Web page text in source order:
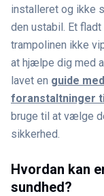
installeret og ikke
den ustabil. Et
trampolinen ikke
at hjælpe dig med
lavet en guide
foranstaltninger
bruge til at vælge
sikkerhed.
Hvordan kan
sundhed?